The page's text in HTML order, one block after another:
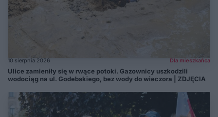
10 sierpnia 2026 Dla mieszkańca
Ulice zamieniły się w rwące potoki. Gazownicy uszkodzili
wodociąg na ul. Godebskiego, bez wody do wieczora | ZDJĘCIA